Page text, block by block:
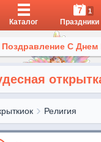
Каталог
7 1
Праздники
Поздравление С
Религия